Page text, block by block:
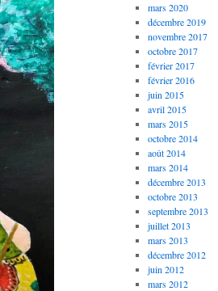
mars 2020
décembre 2019
novembre 2017
octobre 2017
février 2017
février 2016
juin 2015
avril 2015
mars 2015
octobre 2014
août 2014
mars 2014
décembre 2013
octobre 2013
septembre 2013
juillet 2013
mars 2013
décembre 2012
juin 2012
mars 2012